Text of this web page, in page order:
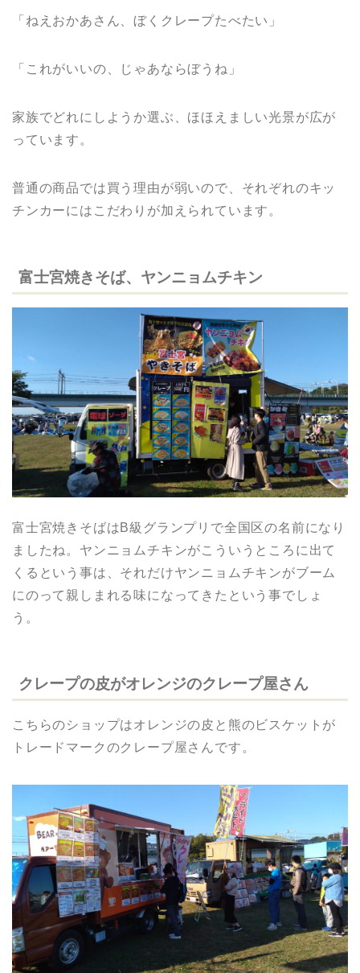
「ねえおかあさん、ぼくクレープたべたい」
「これがいいの、じゃあならぼうね」
家族でどれにしようか選ぶ、ほほえましい光景が広が
っています。
普通の商品では買う理由が弱いので、それぞれのキッ
チンカーにはこだわりが加えられています。
富士宮焼きそば、ヤンニョムチキン
富士宮焼きそばはB級グランプリで全国区の名前になり
ましたね。ヤンニョムチキンがこういうところに出て
くるという事は、それだけヤンニョムチキンがブーム
にのって親しまれる味になってきたという事でしょ
う。
クレープの皮がオレンジのクレープ屋さん
こちらのショップはオレンジの皮と熊のビスケットが
トレードマークのクレープ屋さんです。